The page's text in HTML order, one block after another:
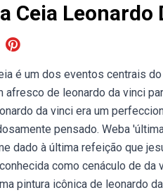
Ceia Leonardo
é um dos eventos centrais
afresco de leonardo da vinci
da vinci era um
pensado. Weba
dado à última refeição que
como cenáculo de da
pintura icônica de leonardo